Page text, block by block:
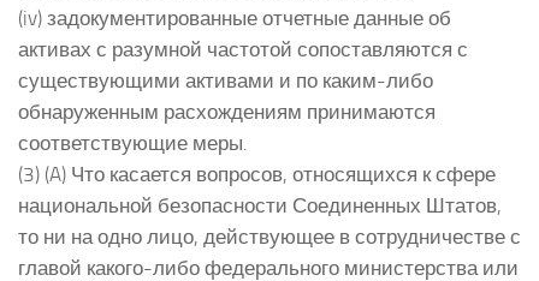
(iv) задокументированные отчетные данные об
активах с разумной частотой сопоставляются с
существующими активами и по каким-либо
обнаруженным расхождениям принимаются
соответствующие меры.
(3) (A) Что касается вопросов, относящихся к сфере
национальной безопасности Соединенных Штатов,
то ни на одно лицо, действующее в сотрудничестве с
главой какого-либо федерального министерства или